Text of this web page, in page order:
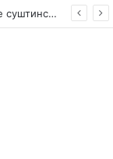
(ФОТО) Ахмети на средба со в.д. амбасадорката на САД: Американската поддршка е суштинска за зачувување на духот на Охридскиот договор